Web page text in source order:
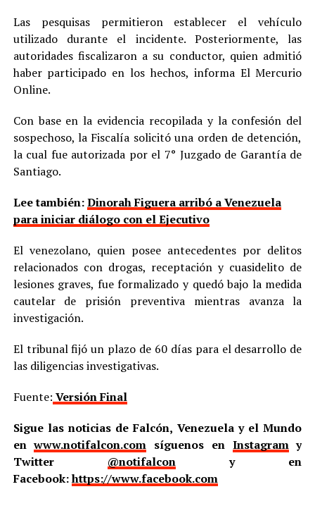
Las pesquisas permitieron establecer el vehículo
utilizado durante el incidente. Posteriormente, las
autoridades fiscalizaron a su conductor, quien admitió
haber participado en los hechos, informa El Mercurio
Online.
Con base en la evidencia recopilada y la confesión del
sospechoso, la Fiscalía solicitó una orden de detención,
la cual fue autorizada por el 7° Juzgado de Garantía de
Santiago.
Lee también:Dinorah Figuera arribó a Venezuela
para iniciar diálogo con el Ejecutivo
El venezolano, quien posee antecedentes por delitos
relacionados con drogas, receptación y cuasidelito de
lesiones graves, fue formalizado y quedó bajo la medida
cautelar de prisión preventiva mientras avanza la
investigación.
El tribunal fijó un plazo de 60 días para el desarrollo de
las diligencias investigativas.
Fuente: Versión Final
Sigue las noticias de Falcón, Venezuela y el Mundo
enwww.notifalcon.com síguenos en Instagramy
Twitter @notifalcony en
Facebook:https://www.facebook.com